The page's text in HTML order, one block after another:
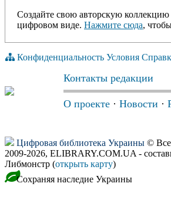
Создайте свою авторскую коллекцию
цифровом виде. Нажмите сюда,
Конфиденциальность Условия
Контакты редакции
О проекте · Новости ·
Цифровая библиотека Украины ©
2009-2026, ELIBRARY.COM.UA -
Либмонстр (открыть карту)
Сохраняя наследие Украины